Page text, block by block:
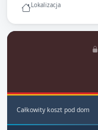
Lokalizacja
Całkowity koszt pod dom